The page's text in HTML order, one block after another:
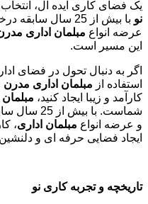
یک فضای کاری ایده آل،
نو
با بیش از 25 سال
عرضه انواع مبلمان اداری
این مسیر است.
اگر به دنبال تحول در فضای
استفاده از مبلمان اداری مدرن
کارآمد و زیبا ایجاد کنید،
شماست. با
و عرضه انواع مبلمان اداری،
ایجاد فضایی حرفه ای و
تاریخچه و تجربه کاری نو